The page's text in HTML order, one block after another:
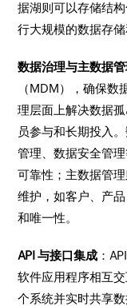
据湖则可以存储结
行大规模的数据存储
数据治理与主数据
（MDM），确保
理层面上解决数据
员参与和长期投入
管理、数据安全管
可靠性；主数据管
维护，如客户、产
和唯一性。
API 与接口集成 ：
软件应用程序相互
个系统并实时共享